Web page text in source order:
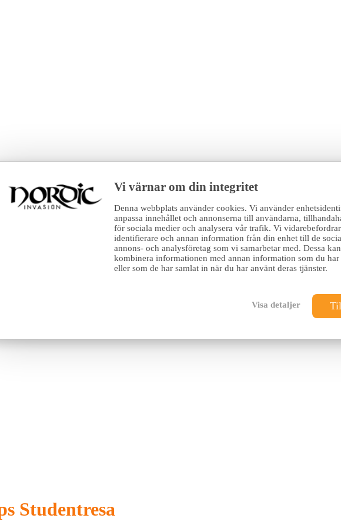
Vi värnar om din integritet
Denna webbplats använder cookies. Vi använder
anpassa innehållet och annonserna till användarna,
för sociala medier och analysera vår trafik. Vi
identifierare och annan information från din enhet till de
annons- och analysföretag som vi samarbetar med. Dessa
kombinera informationen med annan information som du
eller som de har samlat in när du har använt deras tjänster.
Visa detaljer
Studentresa